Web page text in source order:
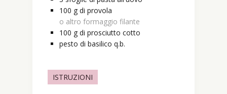
100 g di provola
o altro formaggio filante
100 g di prosciutto cotto
pesto di basilico q.b.
ISTRUZIONI